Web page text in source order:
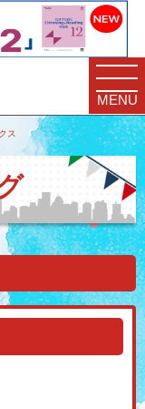
MENU
ス